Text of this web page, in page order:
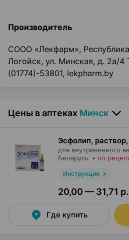
Производитель
COOO «Лекфарм»,
Логойск, ул. Минская, д. 2а/4
(01774)-53801, lekpharm.by
Цены в аптеках Минск
Эсфолип, раствор,
для внутривенного
Беларусь • по
Инструкция
20,00 — 31,71 р.
Где купить